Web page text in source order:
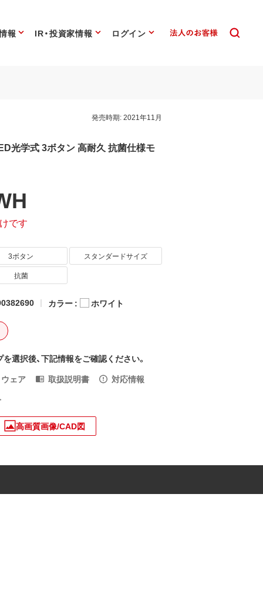
報 IR・投資家情報 ログイン
発売時期:2021年11月
光学式 3ボタン 高耐久 抗菌仕様モ
です
3ボタン
スタンダードサイズ
抗菌
カラー : ホワイト
選択後、下記情報をご確認ください。
ェア
取扱説明書
対応情報
高画質画像/CAD図